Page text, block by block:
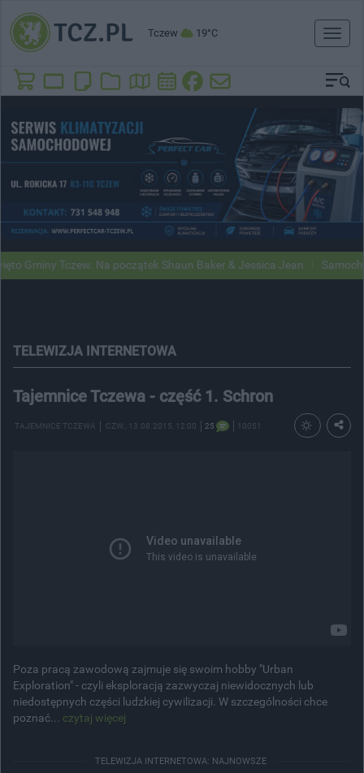
Tczew 19°C
Toggle
Tczew. Na początek Shaun Baker & Jessica Jean Samochody
TELEWIZJA INTERNETOWA
Tajemnice Tczewa - część 1. Schron
TAJEMNICE TCZEWA CZW. , 13.08.2015, 12:00 25 10051
Poza pracą zawodową zajmuje się swoim hobby "Urban
Exploration" - czyli eksploracją zazwyczaj niewidocznych lub
niedostępnych części ludzkiej cywilizacji. W szczególności chce
poznać... czytaj więcej
TELEWIZJA INTERNETOWA: NAJNOWSZE